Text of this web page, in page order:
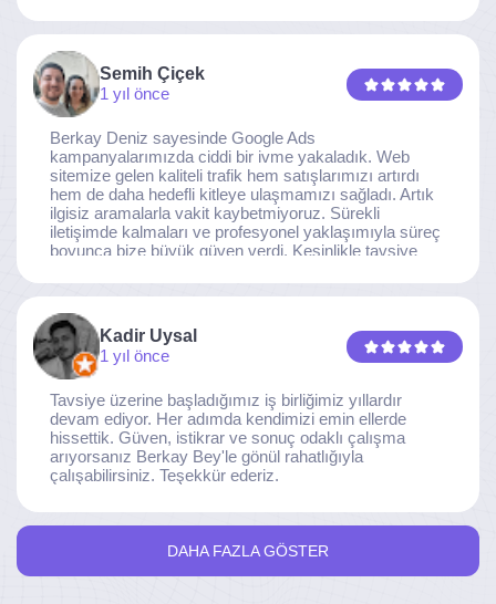
noktaya ulaştı. Kaliteden asla taviz vermeyen, her
ekibine gönülden teşekkür ederiz.
Semih Çiçek
1 yıl önce
Berkay Deniz sayesinde Google Ads
kampanyalarımızda ciddi bir ivme yakaladık. Web
sitemize gelen kaliteli trafik hem satışlarımızı artırdı
hem de daha hedefli kitleye ulaşmamızı sağladı. Artık
ilgisiz aramalarla vakit kaybetmiyoruz. Sürekli
iletişimde kalmaları ve profesyonel yaklaşımıyla süreç
boyunca bize büyük güven verdi. Kesinlikle tavsiye
Kadir Uysal
1 yıl önce
Tavsiye üzerine başladığımız iş birliğimiz yıllardır
devam ediyor. Her adımda kendimizi emin ellerde
hissettik. Güven, istikrar ve sonuç odaklı çalışma
arıyorsanız Berkay Bey'le gönül rahatlığıyla
çalışabilirsiniz. Teşekkür ederiz.
DAHA FAZLA GÖSTER